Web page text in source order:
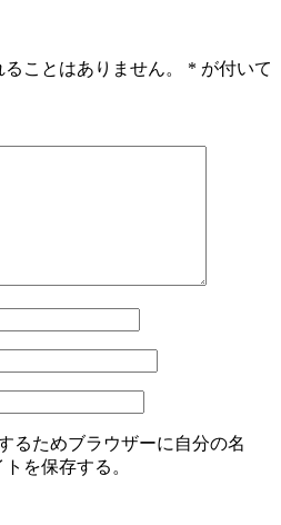
ことはありません。 * が付いて
るためブラウザーに自分の名
を保存する。